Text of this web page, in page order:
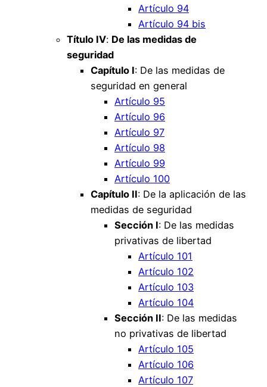
Artículo 94
Artículo 94 bis
Título IV: De las medidas de
seguridad
Capítulo I: De las medidas de
seguridad en general
Artículo 95
Artículo 96
Artículo 97
Artículo 98
Artículo 99
Artículo 100
Capítulo II: De la aplicación de las
medidas de seguridad
Sección I: De las medidas
privativas de libertad
Artículo 101
Artículo 102
Artículo 103
Artículo 104
Sección II: De las medidas
no privativas de libertad
Artículo 105
Artículo 106
Artículo 107